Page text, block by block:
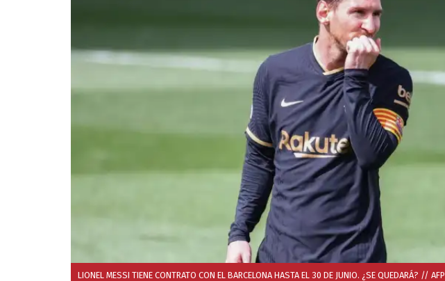
LIONEL MESSI TIENE CONTRATO CON EL BARCELONA HASTA EL 30 DE JUNIO. ¿SE QUEDARÁ? // AFP